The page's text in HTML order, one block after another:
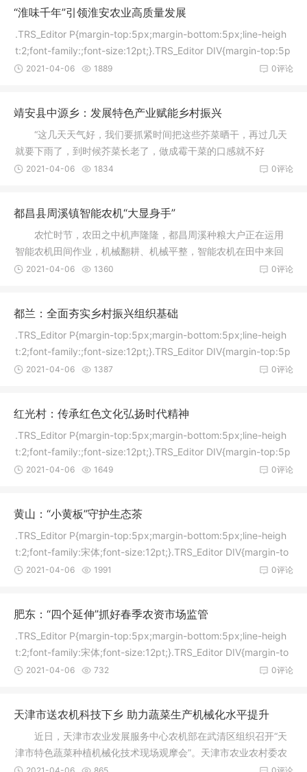
“淮味千年”引领淮安农业高质量发展
.TRS_Editor P{margin-top:5px;margin-bottom:5px;line-heigh
t:2;font-family:;font-size:12pt;}.TRS_Editor DIV{margin-top:5p
x
0评论
2021-04-06 1889
靖安县中源乡：发展特色产业赋能乡村振兴
“这几天天气好，我们要抓紧时间把这些芥菜晒干，再过几天
就要下雨了，到时候芥菜长老了，做成霉干菜的口感就不好
了。”3月2
0评论
2021-04-06 1834
都昌县周溪镇智能农机“大显身手”
农忙时节，农田之中机声隆隆，都昌周溪种粮大户正在运用
智能农机田间作业，机械翻耕、机械平整，智能农机在田中来回
穿梭，作
0评论
2021-04-06 1360
都兰：全面夯实乡村振兴组织基础
.TRS_Editor P{margin-top:5px;margin-bottom:5px;line-heigh
t:2;font-family:;font-size:12pt;}.TRS_Editor DIV{margin-top:5p
x
0评论
2021-04-06 1387
红光村：传承红色文化弘扬时代精神
.TRS_Editor P{margin-top:5px;margin-bottom:5px;line-heigh
t:2;font-family:;font-size:12pt;}.TRS_Editor DIV{margin-top:5p
x
0评论
2021-04-06 1649
黄山：“小黄板”守护生态茶
.TRS_Editor P{margin-top:5px;margin-bottom:5px;line-heigh
t:2;font-family:宋体;font-size:12pt;}.TRS_Editor DIV{margin-to
p
0评论
2021-04-06 1991
肥东：“四个延伸”抓好春季农资市场监管
.TRS_Editor P{margin-top:5px;margin-bottom:5px;line-heigh
t:2;font-family:宋体;font-size:12pt;}.TRS_Editor DIV{margin-to
p
0评论
2021-04-06 732
天津市送农机科技下乡 助力蔬菜生产机械化水平提升
近日，天津市农业发展服务中心农机部在武清区组织召开“天
津市特色蔬菜种植机械化技术现场观摩会”。天津市农业农村委农
机化